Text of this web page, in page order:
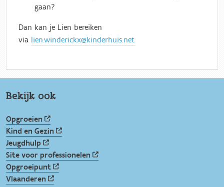
gaan?
Dan kan je Lien bereiken
via lien.winderickx@kinderhuis.net
Bekijk ook
Opgroeien
Kind en Gezin
Jeugdhulp
Site voor professionelen
Opgroeipunt
Vlaanderen